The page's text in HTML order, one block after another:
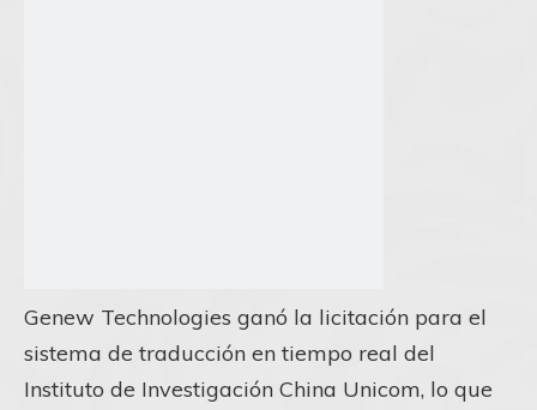
Genew Technologies ganó la licitación para el
sistema de traducción en tiempo real del
Instituto de Investigación China Unicom, lo que